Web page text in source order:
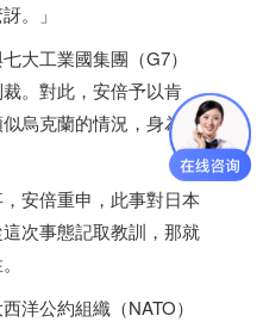
。」
大工業國集團（G7）
。對此，安倍予以肯
烏克蘭的情況，身為
日
安倍重申，此事對日本
次事態記取教訓，那就
洋公約組織（NATO）